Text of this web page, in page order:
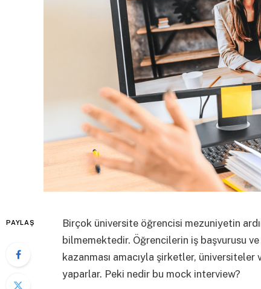
PAYLAŞ
Birçok üniversite öğrencisi mezuniyetin
bilmemektedir. Öğrencilerin iş başvurusu
kazanması amacıyla şirketler,
yaparlar. Peki nedir bu mock interview?